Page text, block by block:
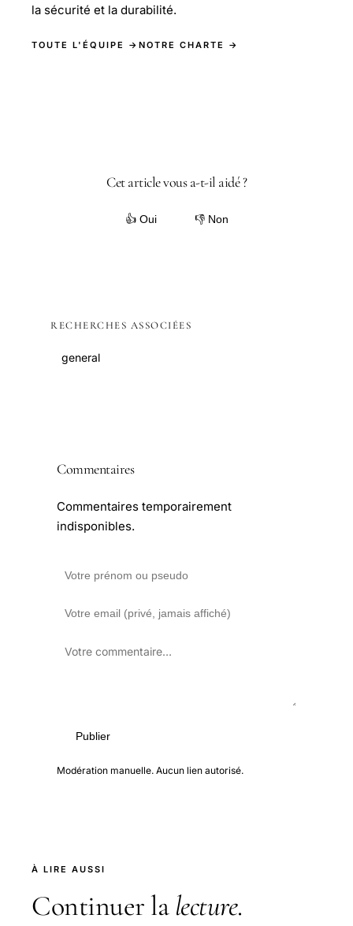
la sécurité et la durabilité.
TOUTE L'ÉQUIPE → NOTRE CHARTE →
Cet article vous a-t-il aidé ?
👍 Oui 👎 Non
RECHERCHES ASSOCIÉES
general
Commentaires
Commentaires temporairement
indisponibles.
Publier
Modération manuelle. Aucun lien autorisé.
À LIRE AUSSI
Continuer la lecture.